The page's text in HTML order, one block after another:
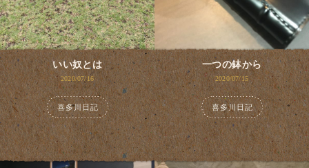
いい奴とは
2020/07/16
喜多川日記
一つの鉢から
2020/07/15
喜多川日記